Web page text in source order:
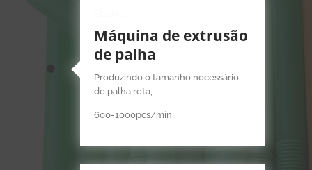
Máquina de extrusão
de palha
Produzindo o tamanho necessário
de palha reta,
600-1000pcs/min